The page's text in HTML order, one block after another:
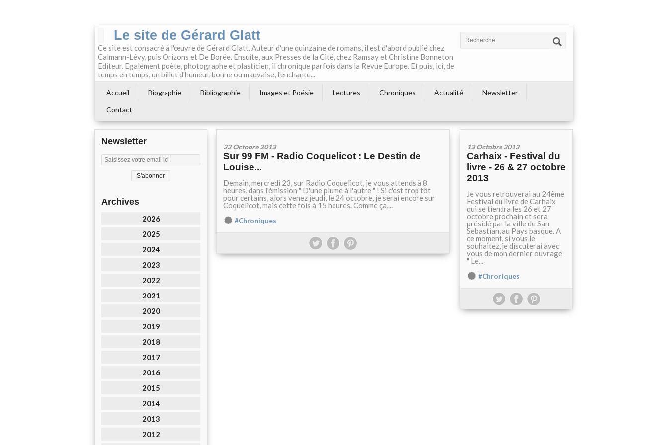
Le site de Gérard Glatt
Ce site est consacré à l'œuvre de Gérard Glatt. Auteur d'une quinzaine de romans, il est d'abord publié chez
Calmann-Lévy, puis Orizons et De Borée. Ensuite, aux Presses de la Cité, chez Ramsay et Christine Bonneton
Editeur. Egalement poète, photographe et plasticien, il chronique parfois dans la Revue Europe. Et puis, ici, de
temps en temps, un billet d'humeur, bonne ou mauvaise, l'enchante...
Accueil Biographie Bibliographie Images et Poésie Lectures Chroniques Actualité
Newsletter
Contact
Newsletter
Archives
2026
2025
2024
2023
2022
2021
2020
2019
2018
2017
2016
2015
2014
2013
2012
22 Octobre 2013
Sur 99 FM - Radio Coquelicot : Le Destin de
Louise...
Demain, mercredi 23, sur Radio Coquelicot, je vous attends à 8
heures, dans l'émission " D'une plume à l'autre " ! Si c'est trop tôt
pour certains, alors venez jeudi, le 24 octobre, je serai encore sur
Coquelicot, mais cette fois à 15 heures. Comme ça,...
#Chroniques
13 Octobre 2013
Carhaix - Festival du
livre - 26 & 27 octobre
2013
Je vous retrouverai au 24ème
Festival du livre de Carhaix
qui se tiendra les 26 et 27
octobre prochain et sera
présidé par la ville de San
Sebastian, au Pays basque. A
ce moment, si vous le
souhaitez, je discuterai avec
vous de mon dernier ouvrage
" Le...
#Chroniques